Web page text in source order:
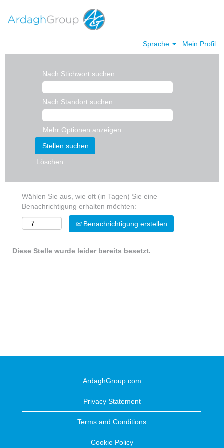
Sprache Mein Profil
Nach Stichwort suchen
Nach Standort suchen
Mehr Optionen anzeigen
Löschen
Wählen Sie aus, wie oft (in Tagen) Sie eine
Benachrichtigung erhalten möchten:
Benachrichtigung erstellen
Diese Stelle wurde leider bereits besetzt.
ArdaghGroup.com
Privacy Statement
Terms and Conditions
Cookie Policy